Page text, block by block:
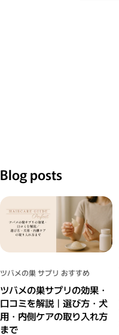
Blog posts
ツバメの巣 サプリ おすすめ
ツバメの巣サプリの効果・
口コミを解説｜選び方・犬
用・内側ケアの取り入れ方
まで